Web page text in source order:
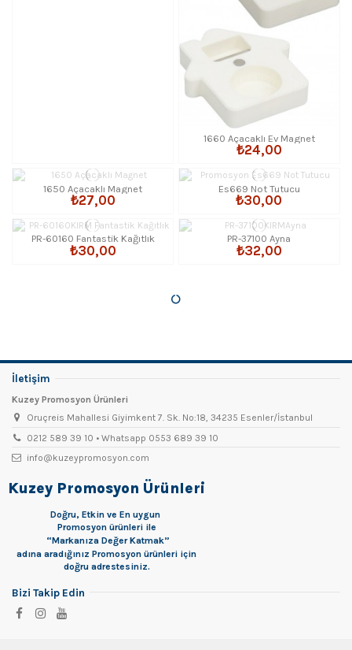
1660 Açacaklı Ev Magnet
₺24,00
1650 Açacaklı Magnet
₺27,00
Es669 Not Tutucu
₺30,00
PR-60160 Fantastik Kağıtlık
₺30,00
PR-37100 Ayna
₺32,00
İletişim
Kuzey Promosyon Ürünleri
Oruçreis Mahallesi Giyimkent 7. Sk. No:18, 34235 Esenler/İstanbul
0212 589 39 10 • Whatsapp 0553 689 39 10
info@kuzeypromosyon.com
Kuzey Promosyon Ürünleri
Doğru, Etkin ve En uygun
Promosyon ürünleri ile
“Markanıza Değer Katmak”
adına aradığınız Promosyon ürünleri için
doğru adrestesiniz.
Bizi Takip Edin